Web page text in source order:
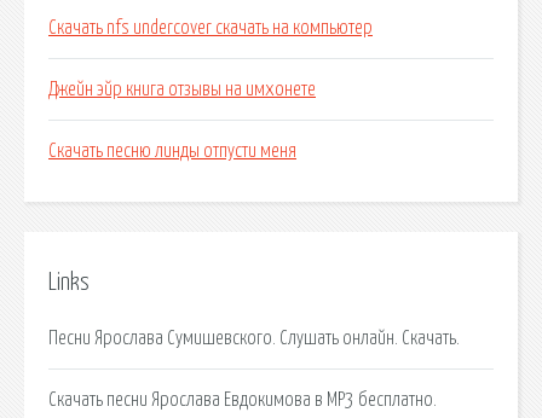
Скачать nfs undercover скачать на компьютер
Джейн эйр книга отзывы на имхонете
Скачать песню линды отпусти меня
Links
Песни Ярослава Сумишевского. Слушать онлайн. Скачать.
Скачать песни Ярослава Евдокимова в MP3 бесплатно.